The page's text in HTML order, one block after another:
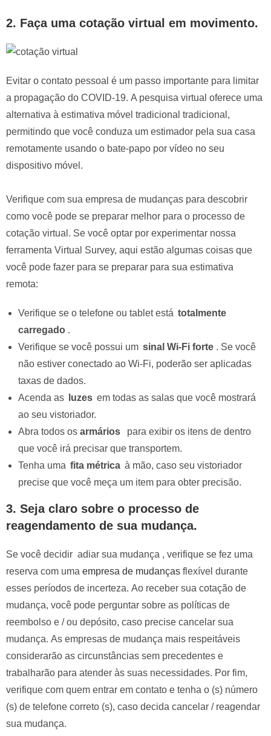
2. Faça uma cotação virtual em movimento.
Evitar o contato pessoal é um passo importante para limitar
a propagação do COVID-19. A pesquisa virtual oferece uma
alternativa à estimativa móvel tradicional tradicional,
permitindo que você conduza um estimador pela sua casa
remotamente usando o bate-papo por vídeo no seu
dispositivo móvel.
Verifique com sua empresa de mudanças para descobrir
como você pode se preparar melhor para o processo de
cotação virtual. Se você optar por experimentar nossa
ferramenta Virtual Survey, aqui estão algumas coisas que
você pode fazer para se preparar para sua estimativa
remota:
Verifique se o telefone ou tablet está totalmente
carregado .
Verifique se você possui um sinal Wi-Fi forte . Se você
não estiver conectado ao Wi-Fi, poderão ser aplicadas
taxas de dados.
Acenda as
luzes em todas as salas que você mostrará
ao seu vistoriador.
Abra todos os armários
para exibir os itens de dentro
que você irá precisar que transportem.
Tenha uma fita métrica à mão, caso seu vistoriador
precise que você meça um item para obter precisão.
3. Seja claro sobre o processo de
reagendamento de sua mudança.
Se você decidir adiar sua mudança , verifique se fez uma
reserva com uma empresa de mudanças flexível durante
esses períodos de incerteza. Ao receber sua cotação de
mudança, você pode perguntar sobre as políticas de
reembolso e / ou depósito, caso precise cancelar sua
mudança. As empresas de mudança mais respeitáveis ​​
considerarão as circunstâncias sem precedentes e
trabalharão para atender às suas necessidades. Por fim,
verifique com quem entrar em contato e tenha o (s) número
(s) de telefone correto (s), caso decida cancelar / reagendar
sua mudança.